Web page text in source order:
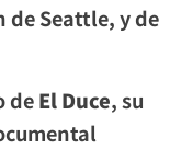
de Seattle, y de
deEl Duce, su